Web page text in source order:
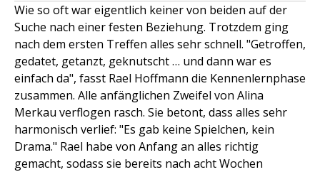
Wie so oft war eigentlich keiner von beiden auf der
Suche nach einer festen Beziehung. Trotzdem ging
nach dem ersten Treffen alles sehr schnell. "Getroffen,
gedatet, getanzt, geknutscht … und dann war es
einfach da", fasst Rael Hoffmann die Kennenlernphase
zusammen. Alle anfänglichen Zweifel von Alina
Merkau verflogen rasch. Sie betont, dass alles sehr
harmonisch verlief: "Es gab keine Spielchen, kein
Drama." Rael habe von Anfang an alles richtig
gemacht, sodass sie bereits nach acht Wochen